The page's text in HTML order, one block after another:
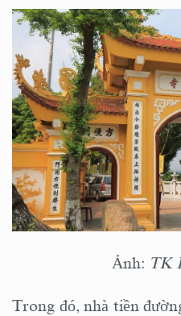
Ảnh: TK
Trong đó, nhà tiền